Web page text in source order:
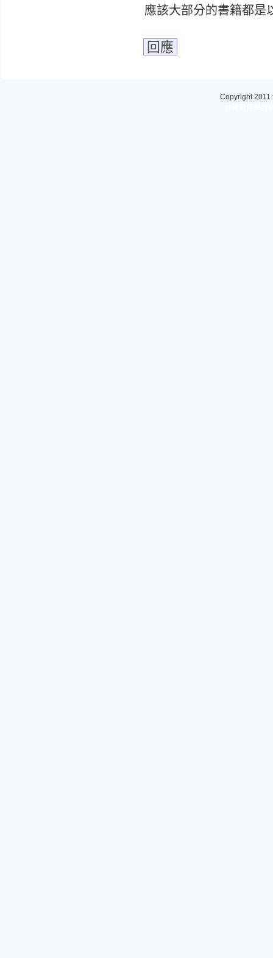
應該大部分的書籍都是
回應
Copyright 2011